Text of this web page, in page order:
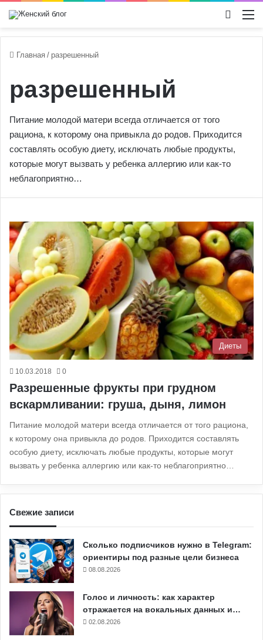
Главная / разрешенный
разрешенный
Питание молодой матери всегда отличается от того
рациона, к которому она привыкла до родов. Приходится
составлять особую диету, исключать любые продукты,
которые могут вызвать у ребенка аллергию или как-то
неблагоприятно…
Диеты
10.03.2018 0
Разрешенные фрукты при грудном
вскармливании: груша, дыня, лимон
Питание молодой матери всегда отличается от того рациона,
к которому она привыкла до родов. Приходится составлять
особую диету, исключать любые продукты, которые могут
вызвать у ребенка аллергию или как-то неблагоприятно…
Свежие записи
Сколько подписчиков нужно в Telegram:
ориентиры под разные цели бизнеса
08.08.2026
Голос и личность: как характер
отражается на вокальных данных и…
02.08.2026